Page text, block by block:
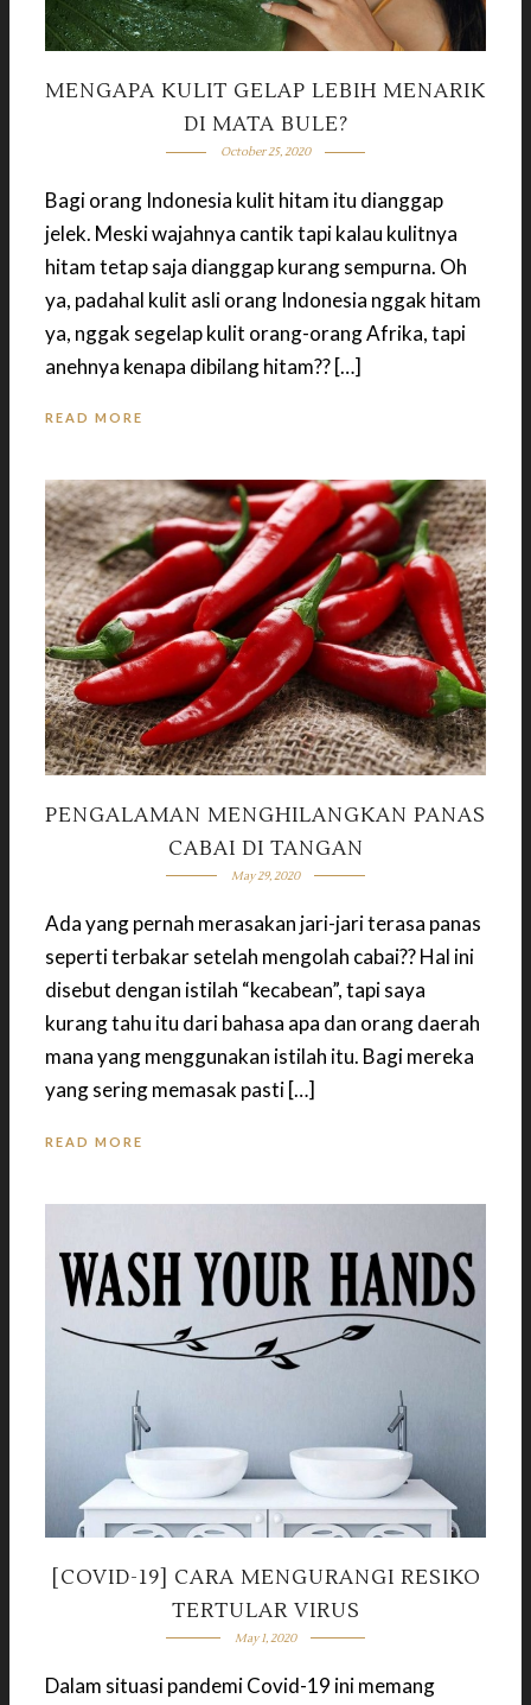
MENGAPA KULIT GELAP LEBIH MENARIK
DI MATA BULE?
October 25, 2020
Bagi orang Indonesia kulit hitam itu dianggap
jelek. Meski wajahnya cantik tapi kalau kulitnya
hitam tetap saja dianggap kurang sempurna. Oh
ya, padahal kulit asli orang Indonesia nggak hitam
ya, nggak segelap kulit orang-orang Afrika, tapi
anehnya kenapa dibilang hitam?? […]
READ MORE
PENGALAMAN MENGHILANGKAN PANAS
CABAI DI TANGAN
May 29, 2020
Ada yang pernah merasakan jari-jari terasa panas
seperti terbakar setelah mengolah cabai?? Hal ini
disebut dengan istilah “kecabean”, tapi saya
kurang tahu itu dari bahasa apa dan orang daerah
mana yang menggunakan istilah itu. Bagi mereka
yang sering memasak pasti […]
READ MORE
[COVID-19] CARA MENGURANGI RESIKO
TERTULAR VIRUS
May 1, 2020
Dalam situasi pandemi Covid-19 ini memang